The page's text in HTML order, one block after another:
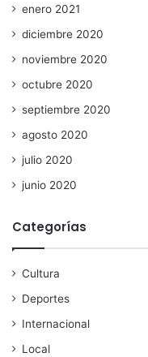
enero 2021
diciembre 2020
noviembre 2020
octubre 2020
septiembre 2020
agosto 2020
julio 2020
junio 2020
Categorías
Cultura
Deportes
Internacional
Local